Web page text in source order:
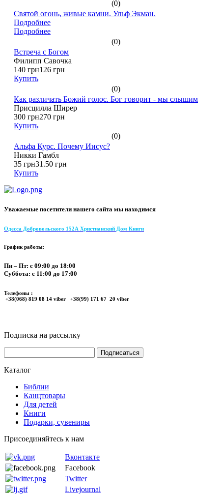
(0)
Святой огонь, живые камни. Ульф Экман.
Подробнее
Подробнее
(0)
Встреча с Богом
Филипп Савочка
140 грн126 грн
Купить
(0)
Как различать Божий голос. Бог говорит - мы слышим
Присцилла Ширер
300 грн270 грн
Купить
(0)
Альфа Курс. Почему Иисус?
Никки Гамбл
35 грн31.50 грн
Купить
Уважаемые посетители нашего сайта мы находимся
Одесса Добровольского 152А Христианский Дом Книги
График работы:
Пн – Пт: с 09:00 до 18:00
Суббота: с 11:00 до 17:00
Телефоны :
+38(068) 819 08 14 viber +38(99) 171 67 20 viber
Подписка на рассылку
Каталог
Библии
Канцтовары
Для детей
Книги
Подарки, сувениры
Присоединяйтесь к нам
Вконтакте
Facebook
Twitter
Livejournal